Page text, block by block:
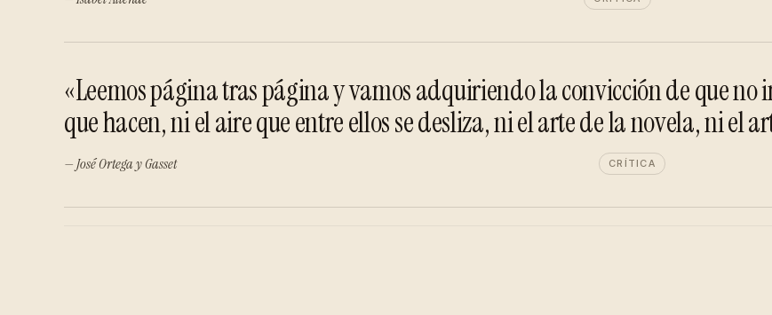
«Leemos página tras página y vamos adquiriendo la convicción de que no
que hacen, ni el aire que entre ellos se desliza, ni el arte de la novela, ni el
— José Ortega y Gasset CRÍTICA